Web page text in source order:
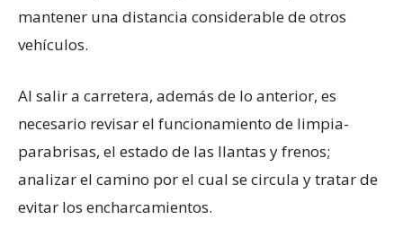
mantener una distancia considerable de otros
vehículos.
Al salir a carretera, además de lo anterior, es
necesario revisar el funcionamiento de limpia-
parabrisas, el estado de las llantas y frenos;
analizar el camino por el cual se circula y tratar de
evitar los encharcamientos.